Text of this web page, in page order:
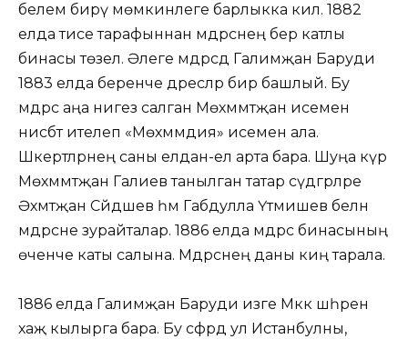
белем бирү мөмкинлеге барлыкка килә. 1882
елда әтисе тарафыннан мәдрәсәнең бер катлы
бинасы төзелә. Әлеге мәдрәсәдә Галимҗан Баруди
1883 елда беренче дәресләр бирә башлый. Бу
мәдрәсә аңа нигез салган Мөхәммәтҗан исеменә
нисбәт ителеп «Мөхәммәдия» исемен ала.
Шәкертләрнең саны елдан-ел арта бара. Шуңа күрә
Мөхәммәтҗан Галиев танылган татар сәүдәгәрләре
Әхмәтҗан Сәйдәшев һәм Габдулла Үтәмишев белән
мәдрәсәне зурайталар. 1886 елда мәдрәсә бинасының
өченче каты салына. Мәдрәсәнең даны киң тарала.
1886 елда Галимҗан Баруди изге Мәккә шәһәренә
хаҗ кылырга бара. Бу сәфәрдә ул Истанбулны,